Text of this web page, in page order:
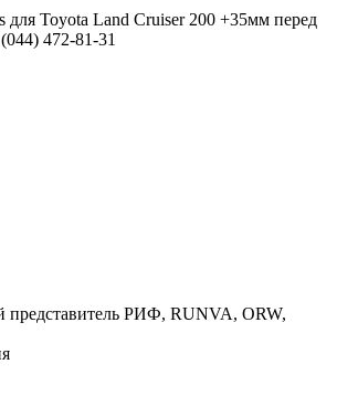
Toyota Land Cruiser 200 +35мм перед
472-81-31
РИФ, RUNVA, ORW,